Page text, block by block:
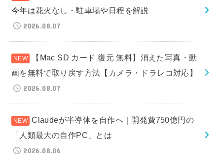
今年は花火なし・駐車場や日程を解説
2026.08.07
【Mac SD カード 復元 無料】消えた写真・動
画を無料で取り戻す方法【カメラ・ドラレコ対応】
2026.08.07
Claudeが半導体を自作へ｜開発費750億円の
「人類最大の自作PC」とは
2026.08.06